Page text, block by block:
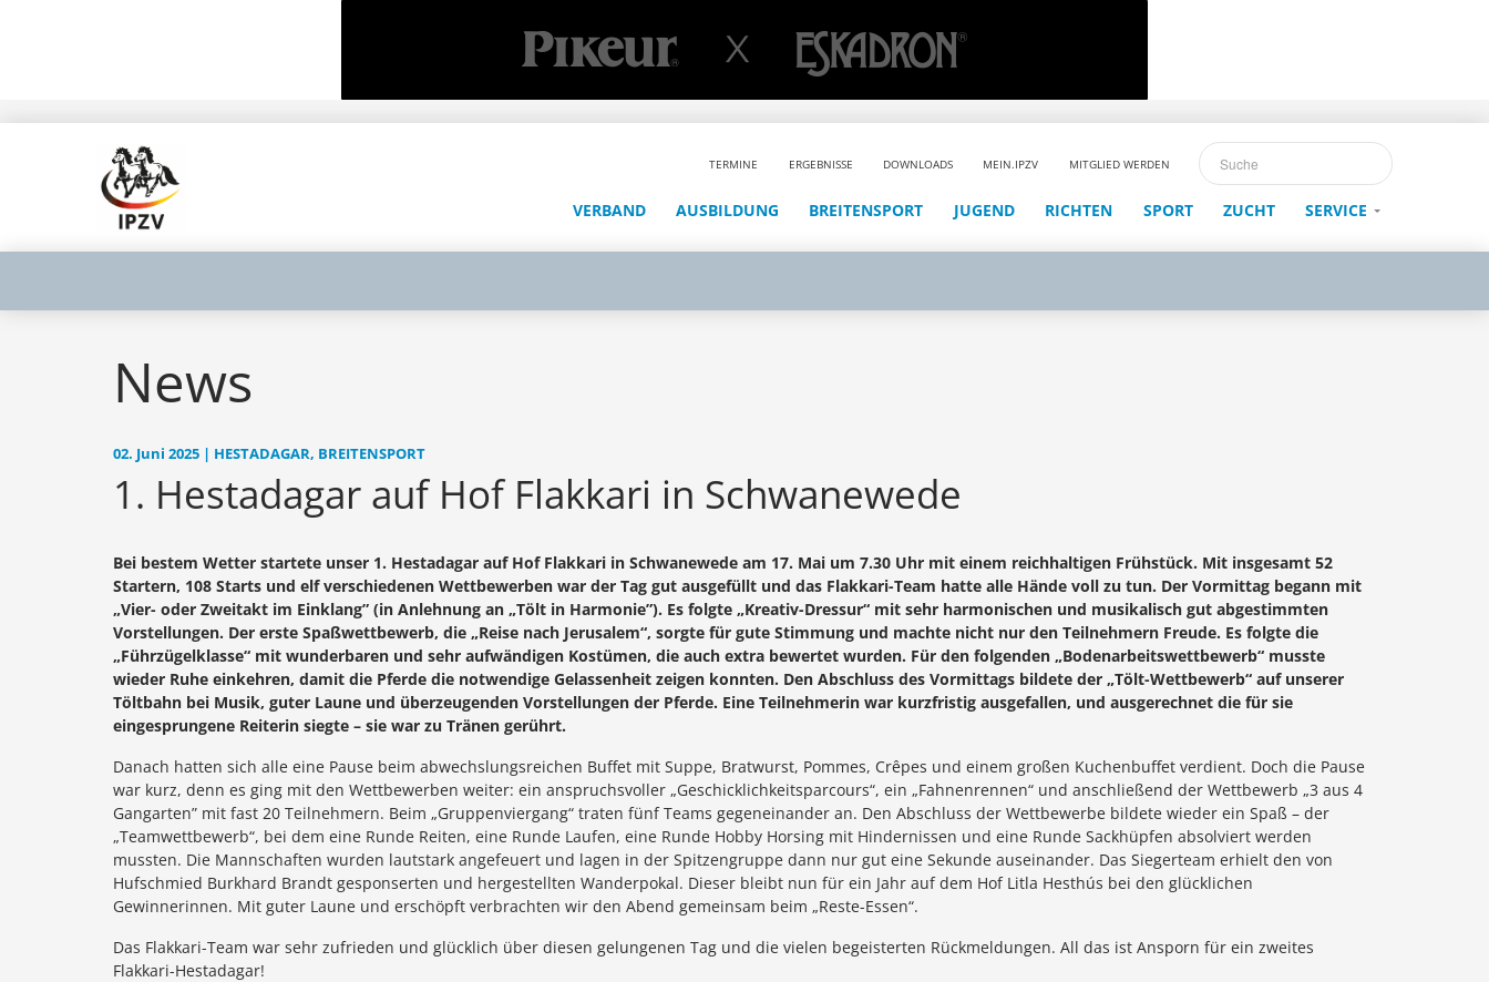
TERMINE ERGEBNISSE DOWNLOADS MEIN.IPZV MITGLIED WERDEN
VERBAND AUSBILDUNG BREITENSPORT JUGEND RICHTEN SPORT ZUCHT SERVICE
News
02. Juni 2025 | HESTADAGAR, BREITENSPORT
1. Hestadagar auf Hof Flakkari in Schwanewede
Bei bestem Wetter startete unser 1. Hestadagar auf Hof Flakkari in Schwanewede am 17. Mai um 7.30 Uhr mit einem reichhaltigen Frühstück. Mit insgesamt 52
Startern, 108 Starts und elf verschiedenen Wettbewerben war der Tag gut ausgefüllt und das Flakkari-Team hatte alle Hände voll zu tun. Der Vormittag begann mit
„Vier- oder Zweitakt im Einklang” (in Anlehnung an „Tölt in Harmonie”). Es folgte „Kreativ-Dressur“ mit sehr harmonischen und musikalisch gut abgestimmten
Vorstellungen. Der erste Spaßwettbewerb, die „Reise nach Jerusalem“, sorgte für gute Stimmung und machte nicht nur den Teilnehmern Freude. Es folgte die
„Führzügelklasse“ mit wunderbaren und sehr aufwändigen Kostümen, die auch extra bewertet wurden. Für den folgenden „Bodenarbeitswettbewerb“ musste
wieder Ruhe einkehren, damit die Pferde die notwendige Gelassenheit zeigen konnten. Den Abschluss des Vormittags bildete der „Tölt-Wettbewerb“ auf unserer
Töltbahn bei Musik, guter Laune und überzeugenden Vorstellungen der Pferde. Eine Teilnehmerin war kurzfristig ausgefallen, und ausgerechnet die für sie
eingesprungene Reiterin siegte – sie war zu Tränen gerührt.
Danach hatten sich alle eine Pause beim abwechslungsreichen Buffet mit Suppe, Bratwurst, Pommes, Crêpes und einem großen Kuchenbuffet verdient. Doch die Pause
war kurz, denn es ging mit den Wettbewerben weiter: ein anspruchsvoller „Geschicklichkeitsparcours“, ein „Fahnenrennen“ und anschließend der Wettbewerb „3 aus 4
Gangarten” mit fast 20 Teilnehmern. Beim „Gruppenviergang“ traten fünf Teams gegeneinander an. Den Abschluss der Wettbewerbe bildete wieder ein Spaß – der
„Teamwettbewerb“, bei dem eine Runde Reiten, eine Runde Laufen, eine Runde Hobby Horsing mit Hindernissen und eine Runde Sackhüpfen absolviert werden
mussten. Die Mannschaften wurden lautstark angefeuert und lagen in der Spitzengruppe dann nur gut eine Sekunde auseinander. Das Siegerteam erhielt den von
Hufschmied Burkhard Brandt gesponserten und hergestellten Wanderpokal. Dieser bleibt nun für ein Jahr auf dem Hof Litla Hesthús bei den glücklichen
Gewinnerinnen. Mit guter Laune und erschöpft verbrachten wir den Abend gemeinsam beim „Reste-Essen“.
Das Flakkari-Team war sehr zufrieden und glücklich über diesen gelungenen Tag und die vielen begeisterten Rückmeldungen. All das ist Ansporn für ein zweites
Flakkari-Hestadagar!